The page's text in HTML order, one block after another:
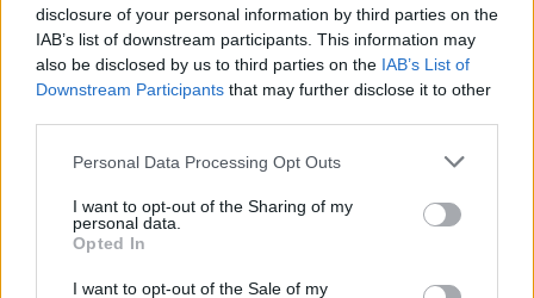
disclosure of your personal information by third parties on the
IAB’s list of downstream participants. This information may
also be disclosed by us to third parties on the IAB’s List of
Downstream Participants that may further disclose it to other
Please note that this website/app uses one or more Google
not limited to your visit or usage behaviour. You may click to
grant or deny consent to Google and its third-party tags to
use your data for below specified purposes in below Google
consent section.
Personal Data Processing Opt Outs
I want to opt-out of the Sharing of my
personal data.
Opted In
I want to opt-out of the Sale of my
Η χαμηλή στάθμη του Δούναβη στη
Βουλγαρία αποκάλυψε τη γέφυρα του
Μεγάλου Κωνσταντίνου